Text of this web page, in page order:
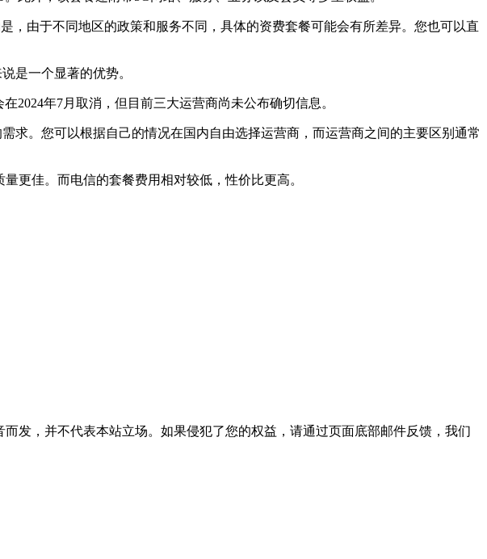
，由于不同地区的政策和服务不同，具体的资费套餐可能会有所差异。您也可以直
是一个显著的优势。
2024年7月取消，但目前三大运营商尚未公布确切信息。
求。您可以根据自己的情况在国内自由选择运营商，而运营商之间的主要区别通常
更佳。而电信的套餐费用相对较低，性价比更高。
发，并不代表本站立场。如果侵犯了您的权益，请通过页面底部邮件反馈，我们